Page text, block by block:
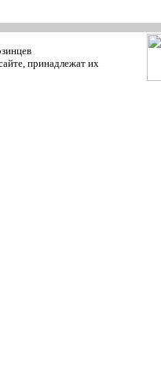
принадлежат их